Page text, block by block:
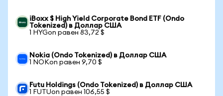
iBoxx $ High Yield Corporate Bond ETF (Ondo
Tokenized) в Доллар США
1 HYGon равен 83,72 $
Nokia (Ondo Tokenized) в Доллар США
1 NOKon равен 9,70 $
Futu Holdings (Ondo Tokenized) в Доллар США
1 FUTUon равен 106,55 $